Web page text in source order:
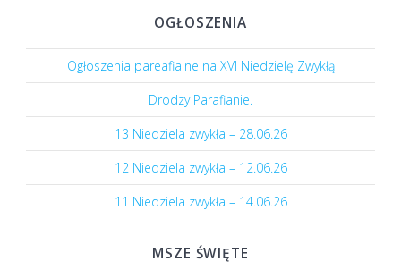
OGŁOSZENIA
Ogłoszenia pareafialne na XVI Niedzielę Zwykłą
Drodzy Parafianie.
13 Niedziela zwykła – 28.06.26
12 Niedziela zwykła – 12.06.26
11 Niedziela zwykła – 14.06.26
MSZE ŚWIĘTE